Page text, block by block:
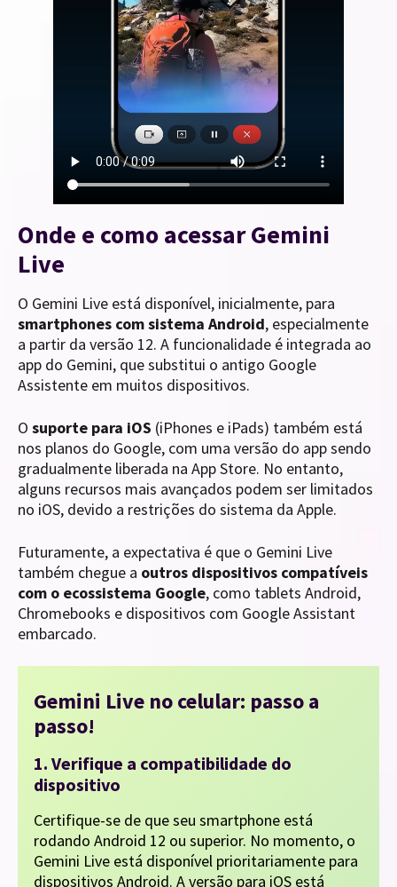
Onde e como acessar Gemini
Live
O Gemini Live está disponível, inicialmente, para
smartphones com sistema Android, especialmente
a partir da versão 12. A funcionalidade é integrada ao
app do Gemini, que substitui o antigo Google
Assistente em muitos dispositivos.
O suporte para iOS (iPhones e iPads) também está
nos planos do Google, com uma versão do app sendo
gradualmente liberada na App Store. No entanto,
alguns recursos mais avançados podem ser limitados
no iOS, devido a restrições do sistema da Apple.
Futuramente, a expectativa é que o Gemini Live
também chegue a outros dispositivos compatíveis
com o ecossistema Google, como tablets Android,
Chromebooks e dispositivos com Google Assistant
embarcado.
Gemini Live no celular: passo a
passo!
1. Verifique a compatibilidade do
dispositivo
Certifique-se de que seu smartphone está
rodando Android 12 ou superior. No momento, o
Gemini Live está disponível prioritariamente para
dispositivos Android. A versão para iOS está